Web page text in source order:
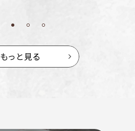
もっと見る